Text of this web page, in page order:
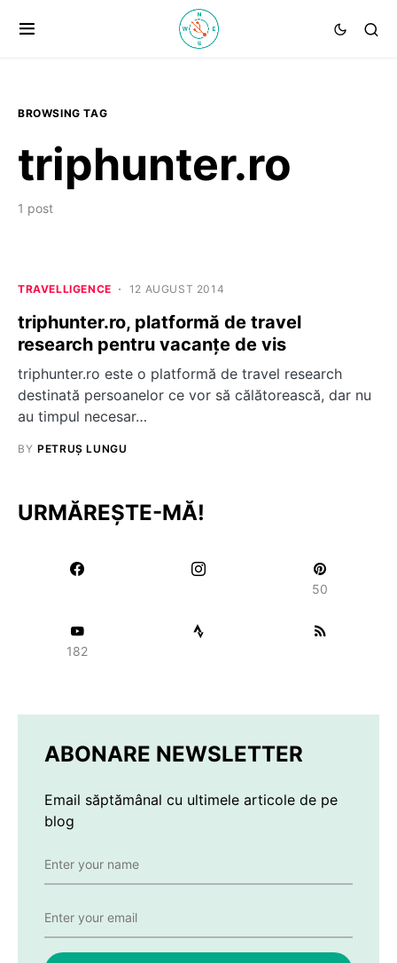
BROWSING TAG
triphunter.ro
1 post
TRAVELLIGENCE 12 AUGUST 2014
triphunter.ro, platformă de travel
research pentru vacanțe de vis
triphunter.ro este o platformă de travel research
destinată persoanelor ce vor să călătorească, dar nu
au timpul necesar…
BY PETRUȘ LUNGU
URMĂREȘTE-MĂ!
50
182
ABONARE NEWSLETTER
Email săptămânal cu ultimele articole de pe
blog